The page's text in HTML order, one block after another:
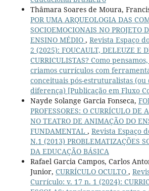
Thâmara Soares de Moura,
POR UMA ARQUEOLOGIA DAS
SOCIOEMOCIONAIS NO PROJETO
ENSINO MÉDIO , Revista Espaço
2 (2025): FOUCAULT, DELEUZE E
CURRICULISTAS? Como
criamos currículos com
conceituais pós-estruturalistas (ou
diferença) [Publicação em Fluxo
Nayde Solange Garcia Fonseca,
PROFESSORES: O CURRÍCULO DE
NO TEATRO DE ANIMAÇÃO DO
FUNDAMENTAL , Revista Espaço
N.1 (2013) PROBLEMATIZAÇÕES
DA EDUCAÇÃO BÁSICA
Rafael Garcia Campos, Carlos
Junior, CURRÍCULO OCULTO ,
Currículo: v. 17 n. 1 (2024):